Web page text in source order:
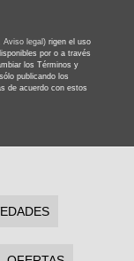
Aviso legal) rigen el uso
por o a través
los Términos y
publicando los
de acuerdo con estos